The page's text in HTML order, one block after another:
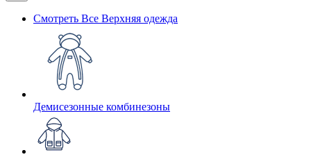
Смотреть Все Верхняя одежда
Демисезонные комбинезоны